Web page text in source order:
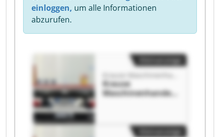
einloggen, um alle Informationen
abzurufen.
Krause
Maschinenhandels
Maschinenhandels
-& Service GmbH